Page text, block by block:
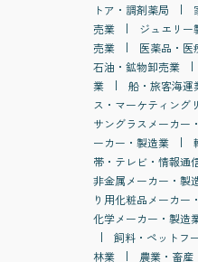
トア・調剤薬局
売業
ジュエリー
売業
医薬品・医
石油・鉱物卸売業
業
船・旅客海運
ス・マーケティング
サングラスメーカー
ーカー・製造業
帯・テレビ・情報通
非金属メーカー・製
り用化粧品メーカー
化学メーカー・製造
飼料・ペットフ
林業
農業・畜産